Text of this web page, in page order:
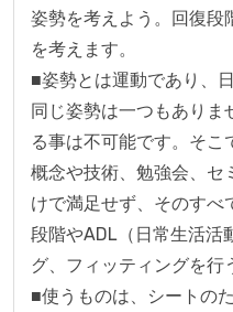
姿勢を考えよう。回復段
を考えます。
■姿勢とは運動であり、
同じ姿勢は一つもありま
る事は不可能です。そ
概念や技術、勉強会、セ
けで満足せず、そのすべ
段階やADL（日常生活活
グ、フィッティングを行
■使うものは、シートの